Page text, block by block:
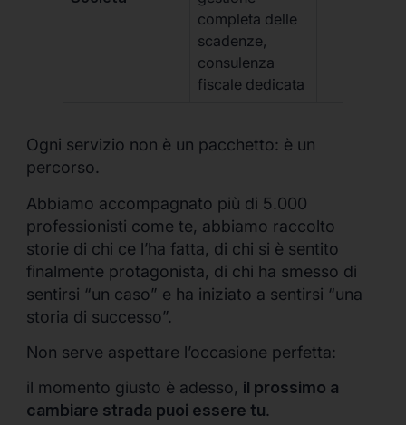
completa delle
scadenze,
consulenza
fiscale dedicata
Ogni servizio non è un pacchetto: è un
percorso.
Abbiamo accompagnato più di 5.000
professionisti come te, abbiamo raccolto
storie di chi ce l’ha fatta, di chi si è sentito
finalmente protagonista, di chi ha smesso di
sentirsi “un caso” e ha iniziato a sentirsi “una
storia di successo”.
Non serve aspettare l’occasione perfetta:
il momento giusto è adesso, il prossimo a
cambiare strada puoi essere tu.